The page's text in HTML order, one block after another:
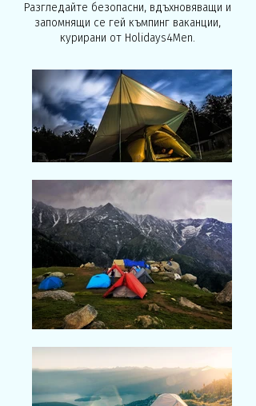
Разгледайте безопасни, вдъхновяващи и
запомнящи се гей къмпинг ваканции,
курирани от Holidays4Men.